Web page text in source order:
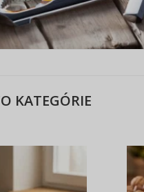
KATEGÓRIE